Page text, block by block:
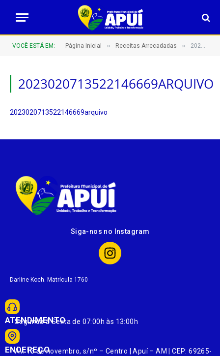
VOCÊ ESTÁ EM: Página Inicial » Receitas Arrecadadas » 2023020713522146669arquivo
2023020713522146669ARQUIVO
2023020713522146669arquivo
Siga-nos no Instagram
Darline Koch. Matrícula 1760
ATENDIMENTO
Segunda à Sexta de 07:00h às 13:00h
ENDEREÇO
Av. 13 de novembro, s/nº – Centro | Apuí – AM | CEP: 69265-